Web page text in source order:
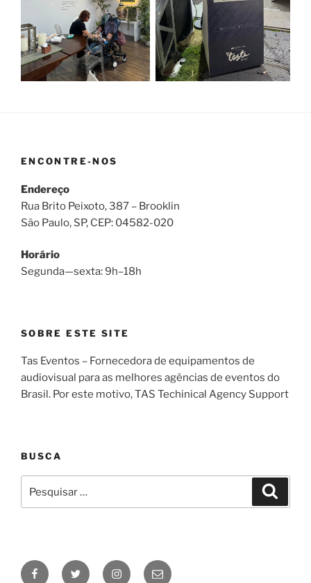
ENCONTRE-NOS
Endereço
Rua Brito Peixoto, 387 – Brooklin
São Paulo, SP, CEP: 04582-020
Horário
Segunda—sexta: 9h–18h
SOBRE ESTE SITE
Tas Eventos – Fornecedora de equipamentos de
audiovisual para as melhores agências de eventos do
Brasil. Por este motivo, TAS Techinical Agency Support
BUSCA
por:
FacebookTwitter Instagram
E-